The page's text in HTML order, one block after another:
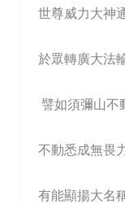
世尊威力大神
於眾轉廣大法
譬如須彌山不
不動悉成無畏
有能顯揚大名